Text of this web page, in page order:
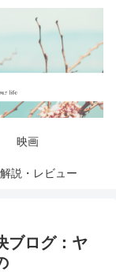
映画
説・レビュー
ブログ：ヤ